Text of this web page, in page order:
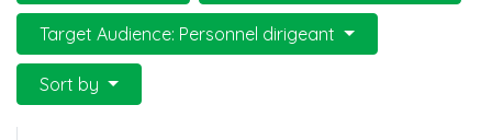
Target Audience: Personnel dirigeant
Sort by